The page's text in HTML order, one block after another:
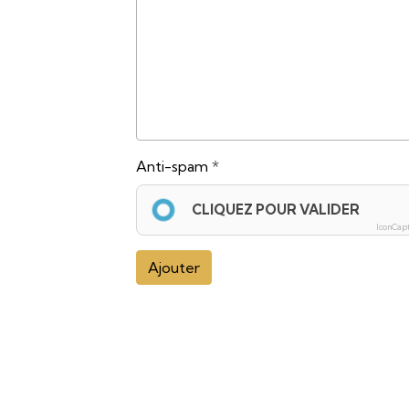
Anti-spam
CLIQUEZ POUR VALIDER
Ajouter